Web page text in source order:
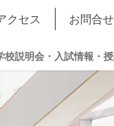
クセス お問合せ
校説明会・入試情報・